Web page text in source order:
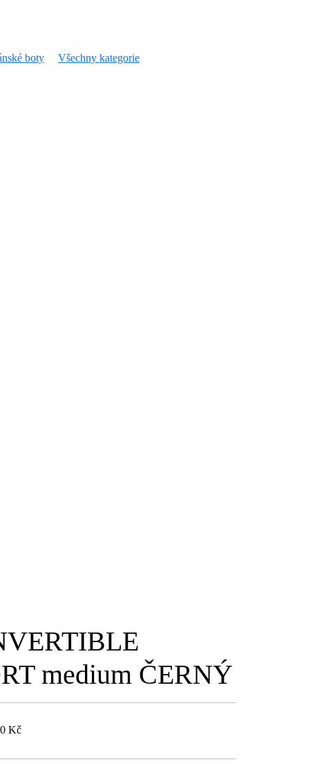
boty Všechny kategorie
medium ČERNÝ
Kč